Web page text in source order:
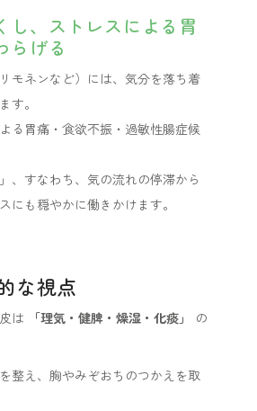
し、ストレスによる胃
らげる
モネンなど）には、気分を落ち着
す。
る胃痛・食欲不振・過敏性腸症候
、すなわち、気の流れの停滞から
にも穏やかに働きかけます。
な視点
は 「理気・健脾・燥湿・化痰」
の
整え、胸やみぞおちのつかえを取